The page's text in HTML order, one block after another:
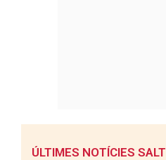
ÚLTIMES NOTÍCIES SALT